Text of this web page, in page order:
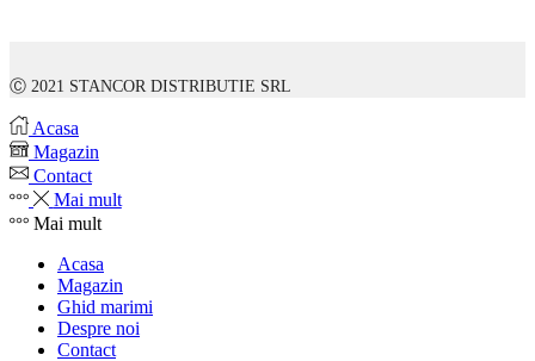
Ⓒ 2021 STANCOR DISTRIBUTIE SRL
Acasa
Magazin
Contact
Mai mult
Mai mult
Acasa
Magazin
Ghid marimi
Despre noi
Contact